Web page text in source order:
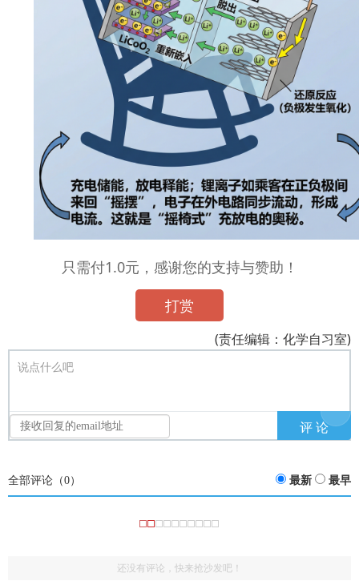
只需付1.0元，感谢您的支持与赞助！
打赏
(责任编辑：化学自习室)
说点什么吧
全部评论（0） 最新 最早
还没有评论，快来抢沙发吧！